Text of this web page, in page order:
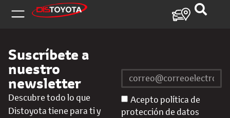
Suscríbete a
nuestro
newsletter
Descubre todo lo que
Distoyota tiene para ti y
Acepto política de
protección de datos